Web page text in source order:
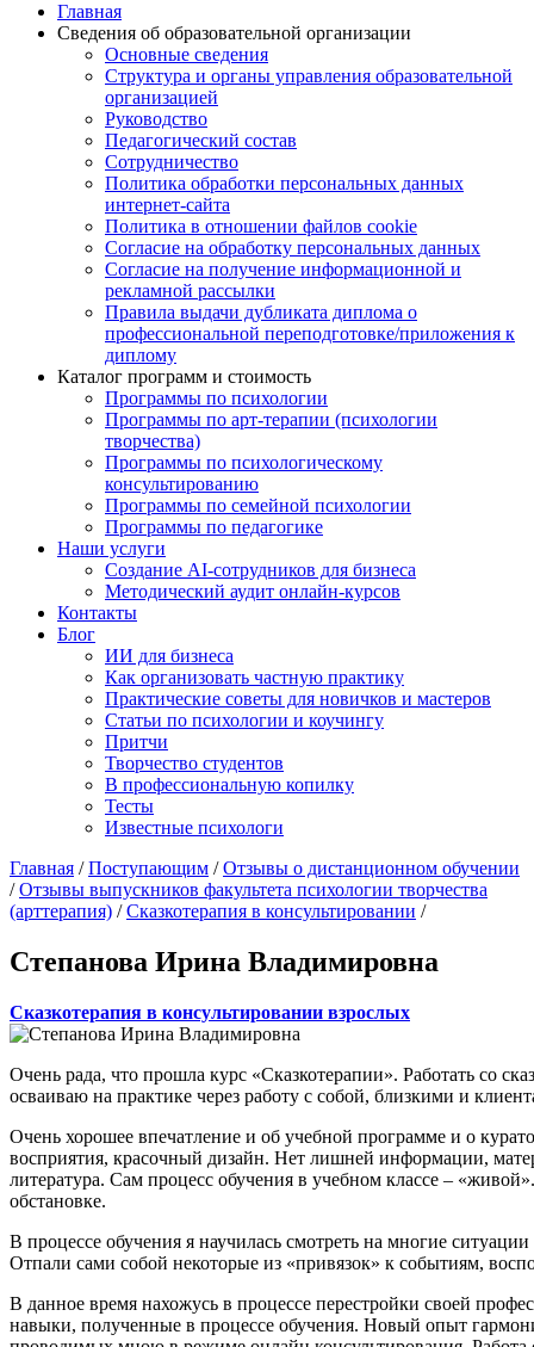
Главная
Сведения об образовательной организации
Основные сведения
Структура и органы управления образовательной
организацией
Руководство
Педагогический состав
Сотрудничество
Политика обработки персональных данных
интернет-сайта
Политика в отношении файлов cookie
Согласие на обработку персональных данных
Согласие на получение информационной и
рекламной рассылки
Правила выдачи дубликата диплома о
профессиональной переподготовке/приложения к
диплому
Каталог программ и стоимость
Программы по психологии
Программы по арт-терапии (психологии
творчества)
Программы по психологическому
консультированию
Программы по семейной психологии
Программы по педагогике
Наши услуги
Создание AI-сотрудников для бизнеса
Методический аудит онлайн-курсов
Контакты
Блог
ИИ для бизнеса
Как организовать частную практику
Практические советы для новичков и мастеров
Статьи по психологии и коучингу
Притчи
Творчество студентов
В профессиональную копилку
Тесты
Известные психологи
Главная /Поступающим /Отзывы о дистанционном обучении
/Отзывы выпускников факультета психологии творчества
(арттерапия) /Сказкотерапия в консультировании /
Степанова Ирина Владимировна
Сказкотерапия в консультировании взрослых
Очень рада, что прошла курс «Сказкотерапии». Работать со
осваиваю на практике через работу с собой, близкими и
Очень хорошее впечатление и об учебной программе и о
восприятия, красочный дизайн. Нет лишней информации,
литература. Сам процесс обучения в учебном классе –
обстановке.
В процессе обучения я научилась смотреть на многие
Отпали сами собой некоторые из «привязок» к событиям,
В данное время нахожусь в процессе перестройки своей
навыки, полученные в процессе обучения. Новый опыт